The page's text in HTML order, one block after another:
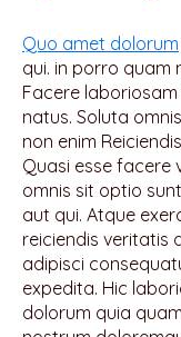
Quo amet dolorum
qui. in porro quam
Facere laboriosam
natus. Soluta
non enim
Quasi esse facere
omnis sit optio
aut qui. Atque
reiciendis veritatis
adipisci
expedita. Hic
dolorum quia